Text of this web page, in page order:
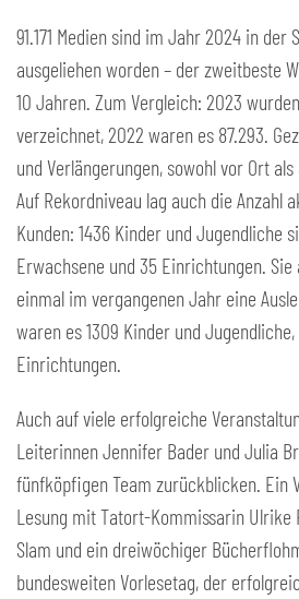
91.171 Medien sind im Jahr 2024 in
ausgeliehen worden – der zweitbeste
10 Jahren. Zum Vergleich: 2023
verzeichnet, 2022 waren es 87.293.
und Verlängerungen, sowohl vor Ort
Auf Rekordniveau lag auch die Anzahl
Kunden: 1436 Kinder und Jugendliche
Erwachsene und 35 Einrichtungen.
einmal im vergangenen Jahr eine
waren es 1309 Kinder und
Einrichtungen.
Auch auf viele erfolgreiche
Leiterinnen Jennifer Bader und Julia
fünfköpfigen Team zurückblicken. Ein
Lesung mit Tatort-Kommissarin Ulrike
Slam und ein dreiwöchiger
bundesweiten Vorlesetag, der